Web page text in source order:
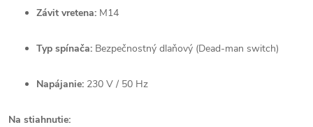
Závit vretena: M14
Typ spínača: Bezpečnostný dlaňový (Dead-man switch)
Napájanie: 230 V / 50 Hz
Na stiahnutie: